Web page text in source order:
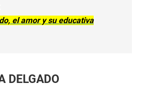
el amor y su educativa
DELGADO